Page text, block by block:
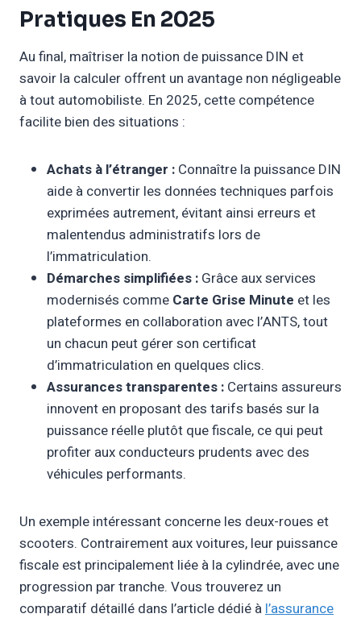
Pratiques En 2025
Au final, maîtriser la notion de puissance DIN et
savoir la calculer offrent un avantage non négligeable
à tout automobiliste. En 2025, cette compétence
facilite bien des situations :
Achats à l’étranger : Connaître la puissance DIN
aide à convertir les données techniques parfois
exprimées autrement, évitant ainsi erreurs et
malentendus administratifs lors de
l’immatriculation.
Démarches simplifiées : Grâce aux services
modernisés comme Carte Grise Minute et les
plateformes en collaboration avec l’ANTS, tout
un chacun peut gérer son certificat
d’immatriculation en quelques clics.
Assurances transparentes : Certains assureurs
innovent en proposant des tarifs basés sur la
puissance réelle plutôt que fiscale, ce qui peut
profiter aux conducteurs prudents avec des
véhicules performants.
Un exemple intéressant concerne les deux-roues et
scooters. Contrairement aux voitures, leur puissance
fiscale est principalement liée à la cylindrée, avec une
progression par tranche. Vous trouverez un
comparatif détaillé dans l’article dédié à l’assurance